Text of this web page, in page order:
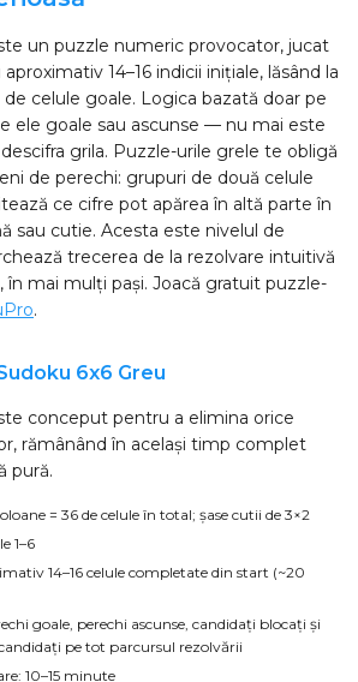
un puzzle numeric provocator, jucat
14–16 indicii inițiale, lăsând la
celule goale. Logica bazată doar pe
ele goale sau ascunse — nu mai este
grila. Puzzle-urile grele te obligă
de perechi: grupuri de două celule
ce cifre pot apărea în altă parte în
sau cutie. Acesta este nivelul de
trecerea de la rezolvare intuitivă
în mai mulți pași. Joacă gratuit puzzle-
.
6x6 Greu
conceput pentru a elimina orice
rămânând în același timp complet
pură.
= 36 de celule în total; șase cutii de 3×2
1–6
14–16 celule completate din start (~20
goale, perechi ascunse, candidați blocați și
pe tot parcursul rezolvării
: 10–15 minute